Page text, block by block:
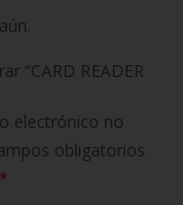
“CARD READER
electrónico no
obligatorios
*